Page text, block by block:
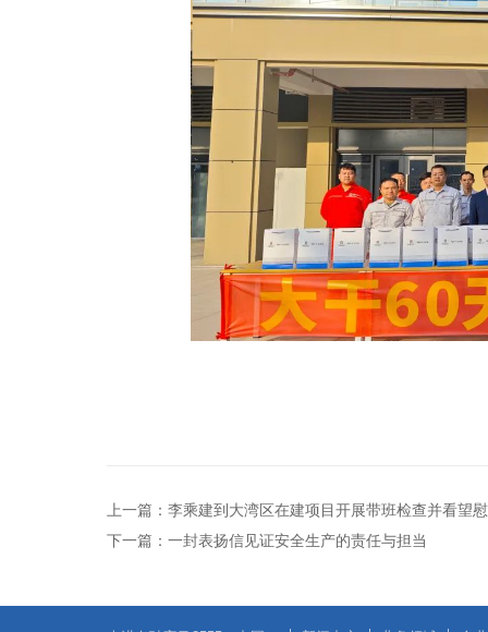
上一篇：李乘建到大湾区在建项目开展带班检查并看望
下一篇：一封表扬信见证安全生产的责任与担当